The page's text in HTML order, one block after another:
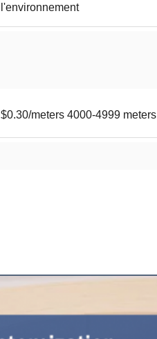
l'environnement
$0.30/meters 4000-4999 meters